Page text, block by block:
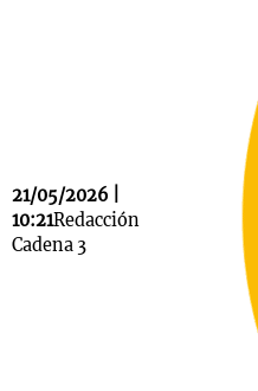
21/05/2026 |
10:21Redacción
Cadena 3
Mundial 2026